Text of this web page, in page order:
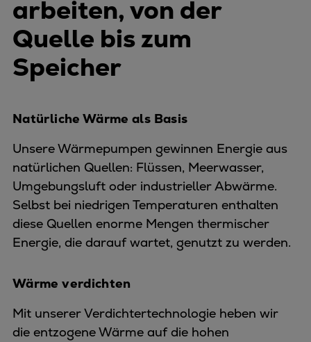
arbeiten, von der
Quelle bis zum
Speicher
Natürliche Wärme als Basis
Unsere Wärmepumpen gewinnen Energie aus
natürlichen Quellen: Flüssen, Meerwasser,
Umgebungsluft oder industrieller Abwärme.
Selbst bei niedrigen Temperaturen enthalten
diese Quellen enorme Mengen thermischer
Energie, die darauf wartet, genutzt zu werden.
Wärme verdichten
Mit unserer Verdichtertechnologie heben wir
die entzogene Wärme auf die hohen